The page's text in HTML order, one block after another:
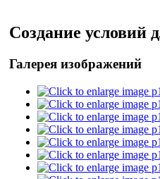
Создание условий
Галерея изображений